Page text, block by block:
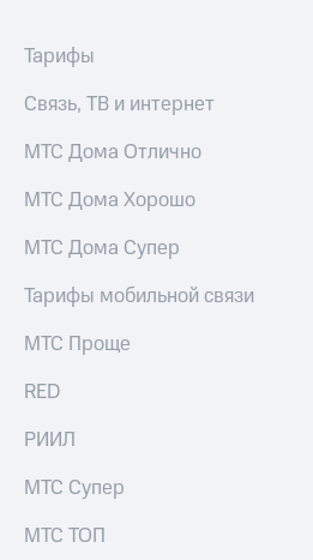
Тарифы
Связь, ТВ и интернет
МТС Дома Отлично
МТС Дома Хорошо
МТС Дома Супер
Тарифы мобильной связи
МТС Проще
RED
РИИЛ
МТС Супер
МТС ТОП